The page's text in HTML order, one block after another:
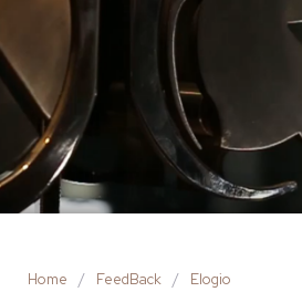
Home / FeedBack / Elogio